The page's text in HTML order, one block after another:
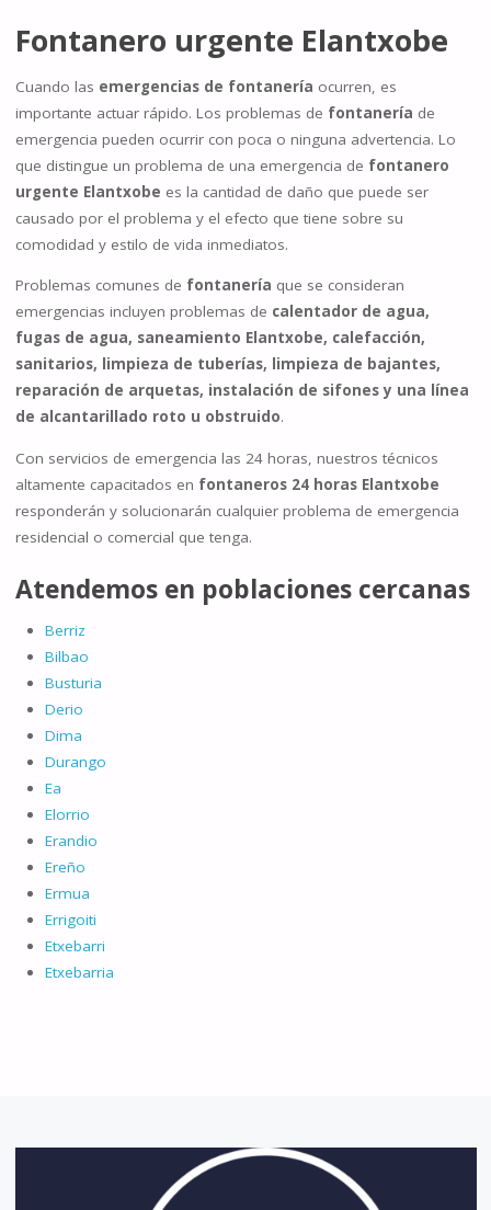
Fontanero urgente Elantxobe
Cuando las emergencias de fontanería ocurren, es
importante actuar rápido. Los problemas de fontanería de
emergencia pueden ocurrir con poca o ninguna advertencia. Lo
que distingue un problema de una emergencia de fontanero
urgente Elantxobe es la cantidad de daño que puede ser
causado por el problema y el efecto que tiene sobre su
comodidad y estilo de vida inmediatos.
Problemas comunes de fontanería que se consideran
emergencias incluyen problemas de calentador de agua,
fugas de agua, saneamiento Elantxobe, calefacción,
sanitarios, limpieza de tuberías, limpieza de bajantes,
reparación de arquetas, instalación de sifones y una línea
de alcantarillado roto u obstruido.
Con servicios de emergencia las 24 horas, nuestros técnicos
altamente capacitados en fontaneros 24 horas Elantxobe
responderán y solucionarán cualquier problema de emergencia
residencial o comercial que tenga.
Atendemos en poblaciones cercanas
Berriz
Bilbao
Busturia
Derio
Dima
Durango
Ea
Elorrio
Erandio
Ereño
Ermua
Errigoiti
Etxebarri
Etxebarria